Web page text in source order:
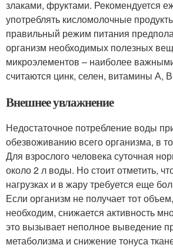
злаками, фруктами. Рекомендуется
употреблять кисломолочные
правильный режим питания
организм необходимых полезных
микроэлементов – наиболее
считаются цинк, селен, витамины А,
Внешнее увлажнение
Недостаточное потребление воды
обезвоживанию всего организма, в
Для взрослого человека суточная
около 2 л воды. Но стоит отметить,
нагрузках и в жару требуется еще
Если организм не получает тот
необходим, снижается активность
это вызывает неполное выведение
метаболизма и снижение тонуса